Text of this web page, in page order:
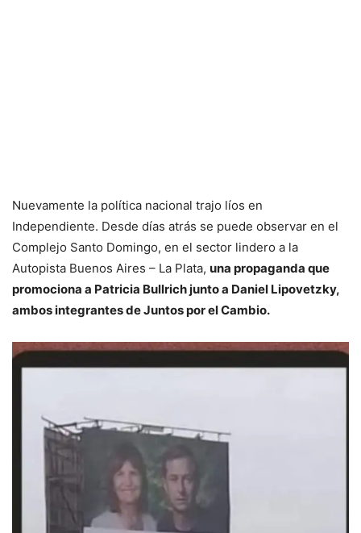
Nuevamente la política nacional trajo líos en
Independiente. Desde días atrás se puede observar en el
Complejo Santo Domingo, en el sector lindero a la
Autopista Buenos Aires – La Plata, una propaganda que
promociona a Patricia Bullrich junto a Daniel Lipovetzky,
ambos integrantes de Juntos por el Cambio.